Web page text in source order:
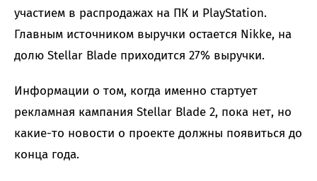
участием в распродажах на ПК и PlayStation.
Главным источником выручки остается Nikke, на
долю Stellar Blade приходится 27% выручки.
Информации о том, когда именно стартует
рекламная кампания Stellar Blade 2, пока нет, но
какие-то новости о проекте должны появиться до
конца года.